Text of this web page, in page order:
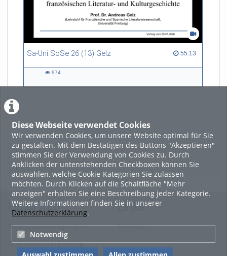
Diese Webseite verwendet Cookies
Wir verwenden Cookies, um unsere Website optimal für Sie
zu gestalten. Mit dem Bestätigen des Buttons "Akzeptieren"
stimmen Sie der Verwendung von Cookies zu. Durch
Anklicken der untenstehenden Checkboxen können Sie
auswählen, welche Cookie-Kategorien Sie zulassen
möchten. Durch Klicken auf die Schaltfläche "Mehr
anzeigen" erhalten Sie eine Beschreibung jeder Kategorie.
Weitere Informationen finden Sie in unserer
Datenschutzerklärung.
Notwendig
Sa-Uni SoSe 26 (13) Gelz 55:13
55:13 duration
974
LADE MEHR
Featured
Beliebtheit
Legal Info
Nutzungsbedingungen
Datenschutzerklärung
Links
Sitemap